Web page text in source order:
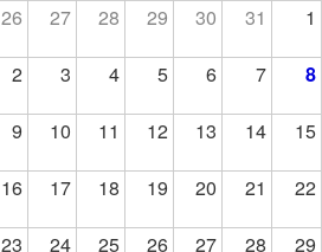
26 27 28 29 30 31 1
2 3 4 5 6 7 8
9 10 11 12 13 14 15
16 17 18 19 20 21 22
23 24 25 26 27 28 29